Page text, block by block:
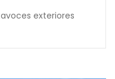
exteriores